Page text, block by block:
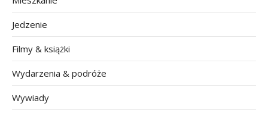
Jedzenie
Filmy & książki
Wydarzenia & podróże
Wywiady